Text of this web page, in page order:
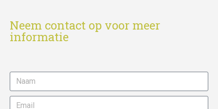
Neem contact op voor meer
informatie